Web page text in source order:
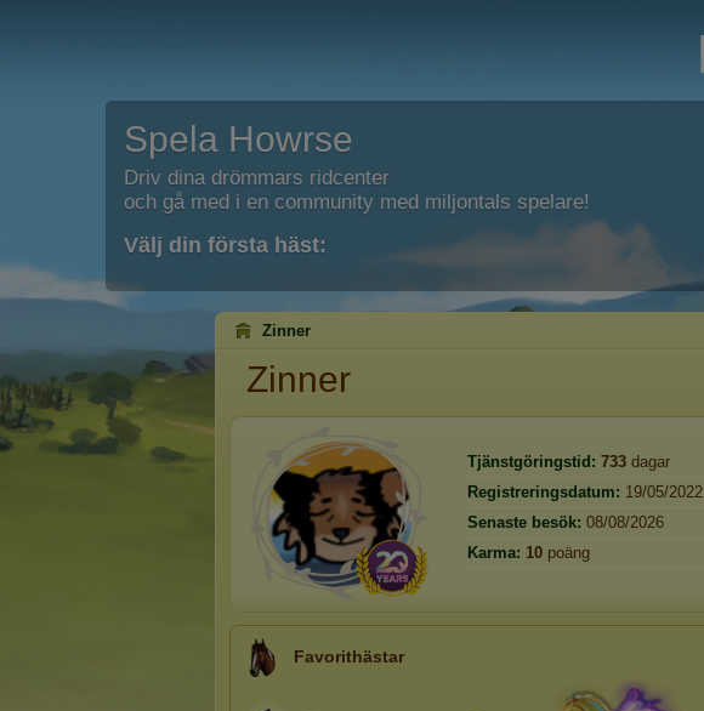
Spela Howrse
Driv dina drömmars ridcenter
och gå med i en community med miljontals spelare!
Välj din första häst:
Zinner
Zinner
Tjänstgöringstid: 733 dagar
Registreringsdatum: 19/05/2022
Senaste besök: 08/08/2026
Karma: 10 poäng
Favorithästar